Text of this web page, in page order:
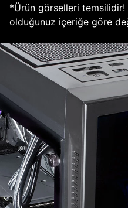
*Ürün görselleri temsilidir!
olduğunuz içeriğe göre